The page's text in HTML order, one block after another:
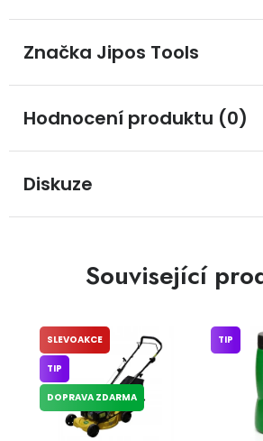
Značka Jipos Tools
Hodnocení produktu (0)
Diskuze
Související
SLEVOAKCE
TIP
DOPRAVA ZDARMA
TIP